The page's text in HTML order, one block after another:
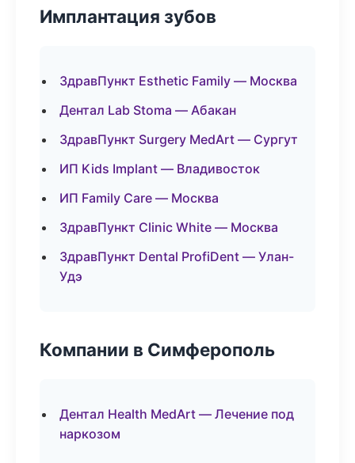
Имплантация зубов
ЗдравПункт Esthetic Family — Москва
Дентал Lab Stoma — Абакан
ЗдравПункт Surgery MedArt — Сургут
ИП Kids Implant — Владивосток
ИП Family Care — Москва
ЗдравПункт Clinic White — Москва
ЗдравПункт Dental ProfiDent — Улан-
Удэ
Компании в Симферополь
Дентал Health MedArt — Лечение под
наркозом